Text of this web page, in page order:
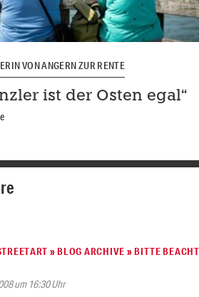
VON ANGERN ZUR RENTE
ist der Osten egal“
» BLOG ARCHIVE » BITTE
um 16:30 Uhr